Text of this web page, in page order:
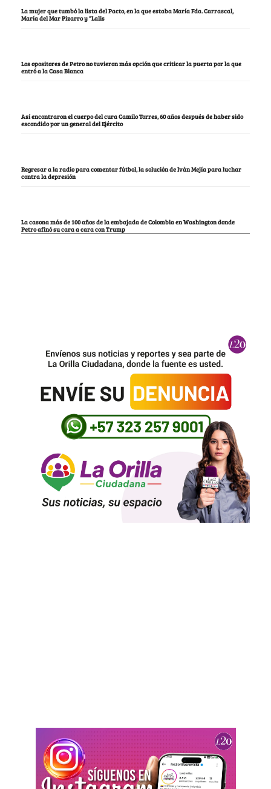
La mujer que tumbó la lista del Pacto, en la que estaba María Fda. Carrascal,
María del Mar Pizarro y “Lalis
Los opositores de Petro no tuvieron más opción que criticar la puerta por la que
entró a la Casa Blanca
Así encontraron el cuerpo del cura Camilo Torres, 60 años después de haber sido
escondido por un general del Ejército
Regresar a la radio para comentar fútbol, la solución de Iván Mejía para luchar
contra la depresión
La casona más de 100 años de la embajada de Colombia en Washington donde
Petro afinó su cara a cara con Trump